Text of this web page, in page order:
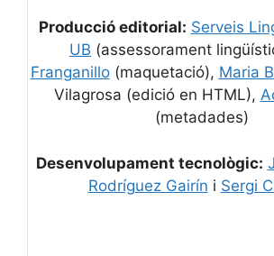
Producció editorial: Serveis
UB (assessorament
Franganillo(maquetació), Maria
Vilagrosa (edició en HTML),
(metadades)
Desenvolupament tecnològic:
Rodríguez Gairín i Sergi